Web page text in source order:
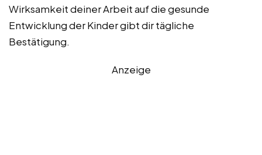
Wirksamkeit deiner Arbeit auf die gesunde
Entwicklung der Kinder gibt dir tägliche
Bestätigung.
Anzeige